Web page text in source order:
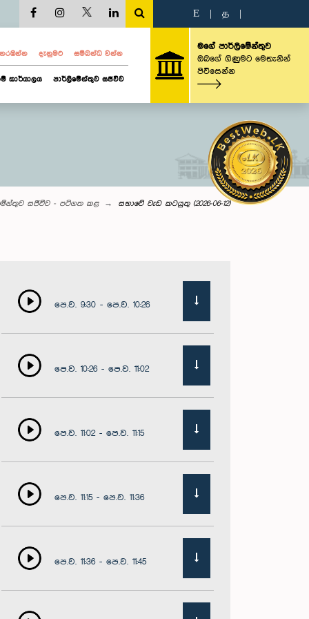
E த
දැනුමට සම්බන්ධ වන්න
කාර්යාලය පාර්ලිමේන්තුව සජීවීව
මගේ පාර්ලිමේන්තුව
ඔබගේ ගිණුමට මෙතැනින්
පිවිසෙන්න
සජීවීව - පටිගත කළ සභාවේ වැඩ කටයුතු (2026-06-12)
පෙ.ව. 9:30 - පෙ.ව. 10:26
පෙ.ව. 10:26 - පෙ.ව. 11:02
පෙ.ව. 11:02 - පෙ.ව. 11:15
පෙ.ව. 11:15 - පෙ.ව. 11:36
පෙ.ව. 11:36 - පෙ.ව. 11:45